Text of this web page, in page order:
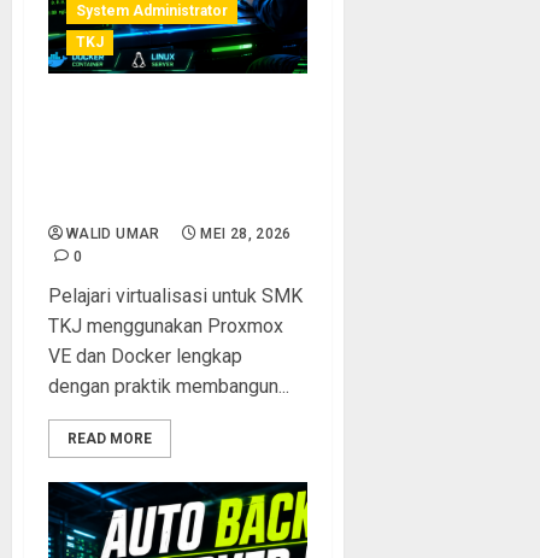
System Administrator
TKJ
WALID UMAR
MEI 28, 2026
0
Pelajari virtualisasi untuk SMK
TKJ menggunakan Proxmox
VE dan Docker lengkap
dengan praktik membangun...
READ MORE